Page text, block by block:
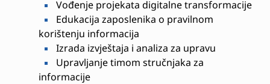
Vođenje projekata digitalne transformacije
Edukacija zaposlenika o pravilnom
korištenju informacija
Izrada izvještaja i analiza za upravu
Upravljanje timom stručnjaka za
informacije